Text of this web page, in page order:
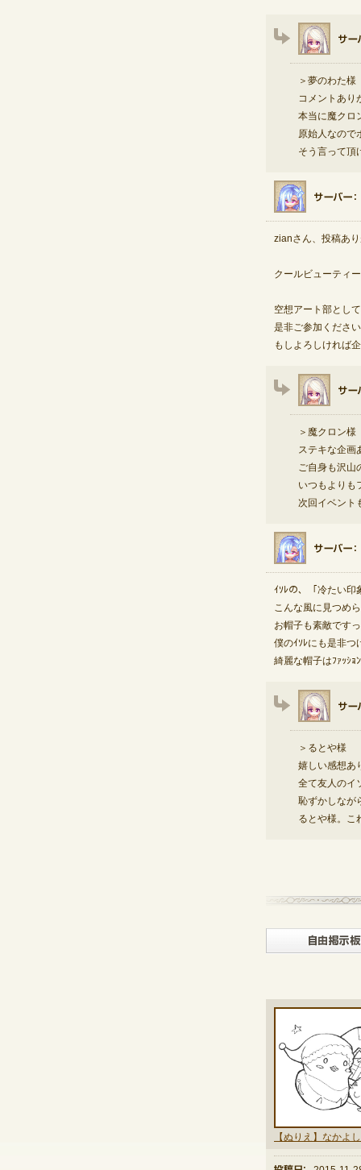
＞夢のわた様
コメントあり
本当に魔クロ
原始人なので
そう言って頂
zianさん、投稿あ
クールビューティ
空想アート部とし
是非ご参加くださ
もしよろしければ
＞魔クロン様
ステキな企画
ご自身も沢山
いつもよりも
次回イベント
ｲｿﾚの、「冷たい
こんな風に見つめ
お帽子も素敵です
僕のｲｿﾚにも是非つ
綺麗な帽子はﾌｧｯｼ
＞るとや様
嬉しい感想あ
全て友人のイ
恥ずかしなが
るとや様。こ